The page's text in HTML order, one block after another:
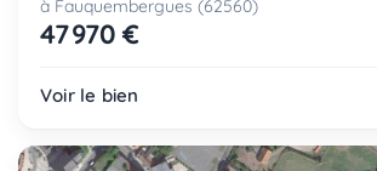
à Fauquembergues (62560)
47 970 €
Voir le bien